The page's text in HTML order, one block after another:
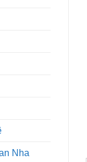
Nha